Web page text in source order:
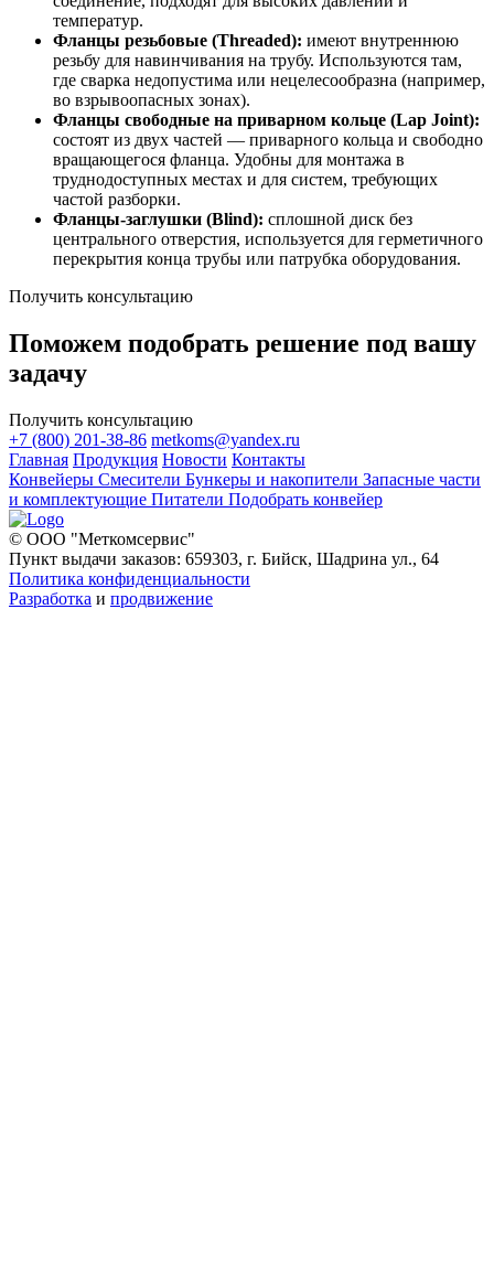
температур.
Фланцы резьбовые (Threaded): имеют внутреннюю
резьбу для навинчивания на трубу. Используются там,
где сварка недопустима или нецелесообразна (например,
во взрывоопасных зонах).
Фланцы свободные на приварном кольце (Lap Joint):
состоят из двух частей — приварного кольца и свободно
вращающегося фланца. Удобны для монтажа в
труднодоступных местах и для систем, требующих
частой разборки.
Фланцы-заглушки (Blind): сплошной диск без
центрального отверстия, используется для герметичного
перекрытия конца трубы или патрубка оборудования.
Получить консультацию
Поможем подобрать решение под вашу
задачу
Получить консультацию
+7 (800) 201-38-86 metkoms@yandex.ru
Главная Продукция Новости Контакты
Конвейеры Смесители Бункеры и накопители Запасные части
и комплектующие Питатели Подобрать конвейер
© ООО "Меткомсервис"
Пункт выдачи заказов: 659303, г. Бийск, Шадрина ул., 64
Политика конфиденциальности
Разработка и продвижение